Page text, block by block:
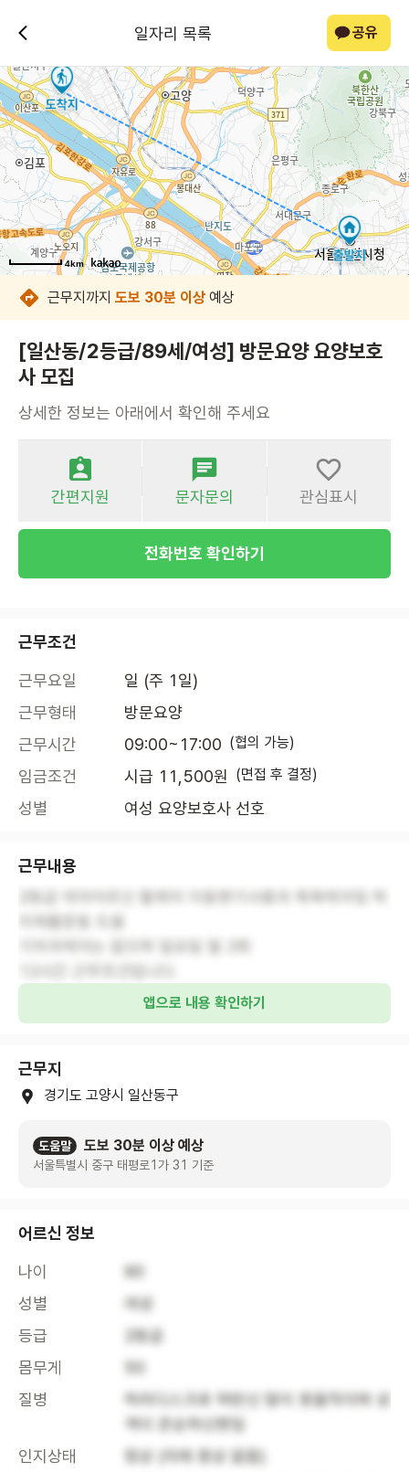
일자리 목록 공유
4km
4km
4km
4km
4km
4km
4km
4km
근무지까지 도보 30분 이상 예상
[일산동/2등급/89세/여성] 방문요양 요양보호
사 모집
상세한 정보는 아래에서 확인해 주세요
간편지원 문자문의 관심표시
전화번호 확인하기
근무조건
근무요일
일 (주 1일)
근무형태
방문요양
근무시간
09:00~17:00 (협의 가능)
임금조건 시급 11,500원 (면접 후 결정)
성별 여성 요양보호사 선호
근무내용
앱으로 내용 확인하기
근무지
경기도 고양시 일산동구
도움말 도보 30분 이상 예상
서울특별시 중구 태평로1가 31 기준
어르신 정보
나이
90
성별
여성
등급
2등급
몸무게
50
질병
허리디스크로 하반신 많이 못움직이며 성
격이 온순하신편임
인지상태
정상 (치매 증상 없음)